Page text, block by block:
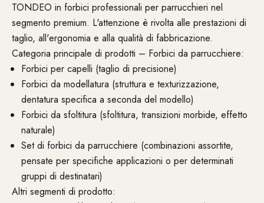
TONDEO in forbici professionali per parrucchieri nel
segmento premium. L'attenzione è rivolta alle prestazioni di
taglio, all'ergonomia e alla qualità di fabbricazione.
Categoria principale di prodotti – Forbici da parrucchiere:
Forbici per capelli (taglio di precisione)
Forbici da modellatura (struttura e texturizzazione,
dentatura specifica a seconda del modello)
Forbici da sfoltitura (sfoltitura, transizioni morbide, effetto
naturale)
Set di forbici da parrucchiere (combinazioni assortite,
pensate per specifiche applicazioni o per determinati
gruppi di destinatari)
Altri segmenti di prodotto: